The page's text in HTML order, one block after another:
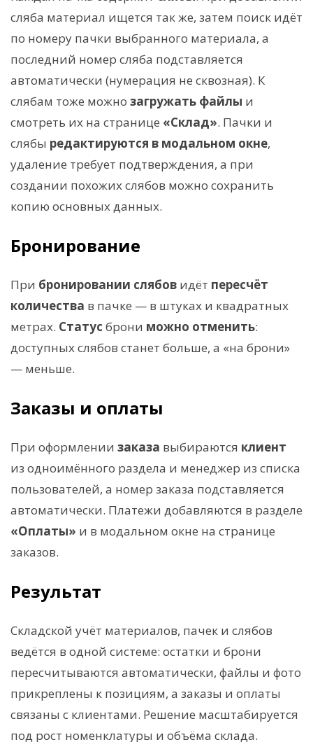
сляба материал ищется так же, затем поиск идёт
по номеру пачки выбранного материала, а
последний номер сляба подставляется
автоматически (нумерация не сквозная). К
слябам тоже можно загружать файлы и
смотреть их на странице «Склад». Пачки и
слябы редактируются в модальном окне,
удаление требует подтверждения, а при
создании похожих слябов можно сохранить
копию основных данных.
Бронирование
При бронировании слябов идёт пересчёт
количества в пачке — в штуках и квадратных
метрах. Статус брони можно отменить:
доступных слябов станет больше, а «на брони»
— меньше.
Заказы и оплаты
При оформлении заказа выбираются клиент
из одноимённого раздела и менеджер из списка
пользователей, а номер заказа подставляется
автоматически. Платежи добавляются в разделе
«Оплаты» и в модальном окне на странице
заказов.
Результат
Складской учёт материалов, пачек и слябов
ведётся в одной системе: остатки и брони
пересчитываются автоматически, файлы и фото
прикреплены к позициям, а заказы и оплаты
связаны с клиентами. Решение масштабируется
под рост номенклатуры и объёма склада.